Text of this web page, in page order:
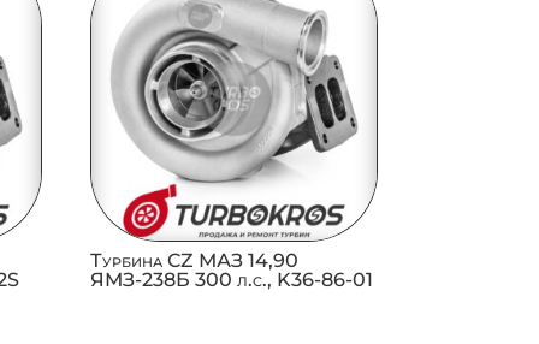
Турбина CZ МАЗ 14,90
ЯМЗ-238Б 300 л.с., K36-86-01